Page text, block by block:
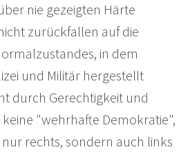
nie gezeigten Härte
zurückfallen auf die
in dem
und Militär hergestellt
durch Gerechtigkeit und
"wehrhafte Demokratie",
rechts, sondern auch links